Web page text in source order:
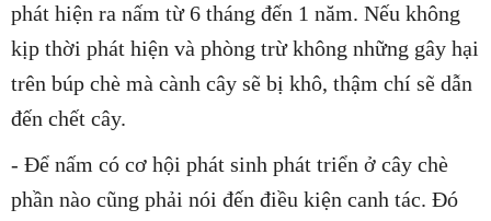
phát hiện ra nấm từ 6 tháng đến 1 năm. Nếu không
kịp thời phát hiện và phòng trừ không những gây hại
trên búp chè mà cành cây sẽ bị khô, thậm chí sẽ dẫn
đến chết cây.
- Để nấm có cơ hội phát sinh phát triển ở cây chè
phần nào cũng phải nói đến điều kiện canh tác. Đó